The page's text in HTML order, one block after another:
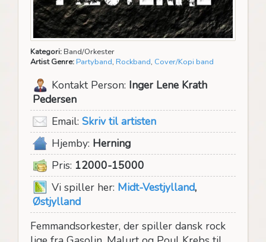
Kategori: Band/Orkester
Artist Genre: Partyband, Rockband, Cover/Kopi band
Kontakt Person: Inger Lene Krath
Pedersen
Email: Skriv til artisten
Hjemby: Herning
Pris: 12000-15000
Vi spiller her: Midt-Vestjylland,
Østjylland
Femmandsorkester, der spiller dansk rock